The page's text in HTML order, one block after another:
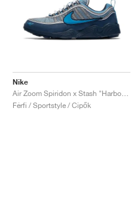
Nike
Férfi / Sportstyle / Cipők